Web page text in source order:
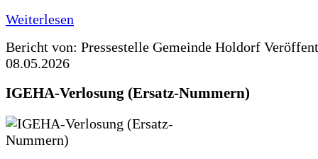
Weiterlesen
Bericht von: Pressestelle Gemeinde Holdorf
08.05.2026
IGEHA-Verlosung (Ersatz-Nummern)